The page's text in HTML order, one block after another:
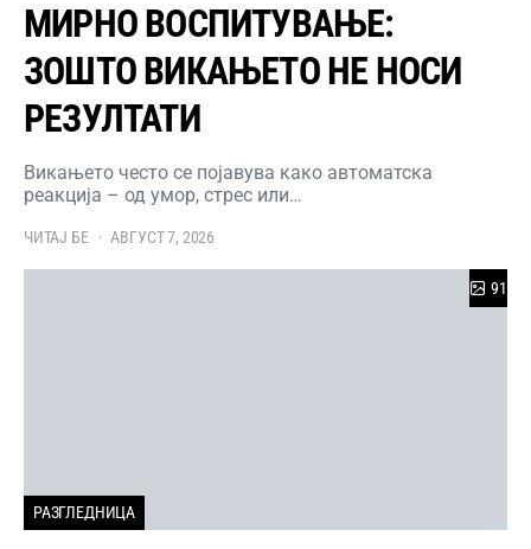
МИРНО ВОСПИТУВАЊЕ:
ЗОШТО ВИКАЊЕТО НЕ НОСИ
РЕЗУЛТАТИ
Викањето често се појавува како автоматска
реакција – од умор, стрес или…
ЧИТАЈ БЕ АВГУСТ 7, 2026
РАЗГЛЕДНИЦА
91